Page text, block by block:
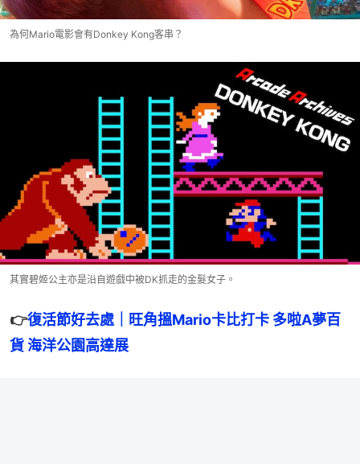
為何Mario電影會有Donkey Kong客串？
其實碧姬公主亦是沿自遊戲中被DK抓走的金髮女子。
👉復活節好去處｜旺角搵Mario卡比打卡 多啦A夢百
貨 海洋公園高達展